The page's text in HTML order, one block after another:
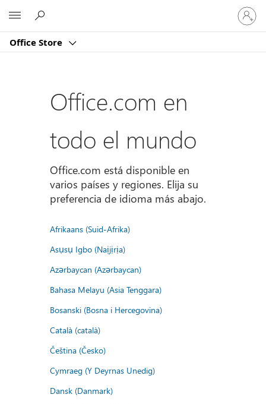
Office Store
Iniciar
sesión
en
cuenta
Office.com en
todo el mundo
Office.com está disponible en
varios países y regiones. Elija su
preferencia de idioma más abajo.
Afrikaans (Suid-Afrika)
Asụsụ Igbo (Naịjịrịa)
Azərbaycan (Azərbaycan)
Bahasa Melayu (Asia Tenggara)
Bosanski (Bosna i Hercegovina)
Català (català)
Čeština (Česko)
Cymraeg (Y Deyrnas Unedig)
Dansk (Danmark)